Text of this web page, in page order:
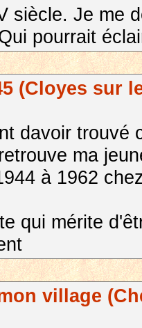
siècle. Je me
pourrait
(Cloyes sur
davoir trouvé
ma
à 1962
qui mérite
village